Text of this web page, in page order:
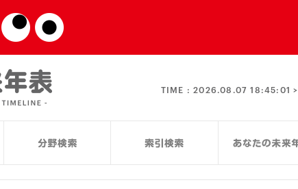
TIME :2026.08.07 18:45:02 >